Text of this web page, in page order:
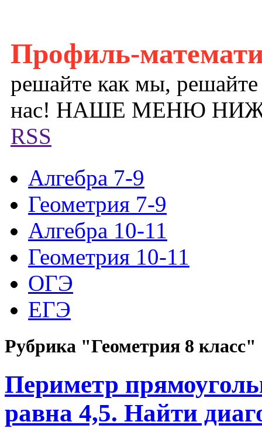
Профиль-
решайте как мы,
нас! НАШЕ МЕНЮ
RSS
Алгебра 7-9
Геометрия 7-9
Алгебра 10-11
Геометрия 10-11
ОГЭ
ЕГЭ
Рубрика "Геометрия 8 класс"
Периметр
равна 4,5. Найти